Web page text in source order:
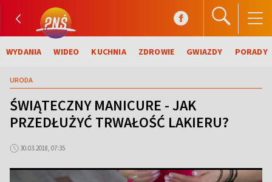
WYDANIA WIDEO KUCHNIA ZDROWIE GWIAZDY PORADY
URODA
ŚWIĄTECZNY MANICURE - JAK
PRZEDŁUŻYĆ TRWAŁOŚĆ LAKIERU?
30.03.2018, 07:35